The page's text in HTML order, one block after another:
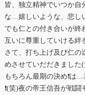
皆、独立精神でいつか自
な…嬉しいような、悲し
でも仁との付き合いが
互いに尊重していける絆
さて、打ち上げ及び仁の
めさせていだだきました(
もちろん最期の決め❗
❗(笑)夜の帝王信吾が戦